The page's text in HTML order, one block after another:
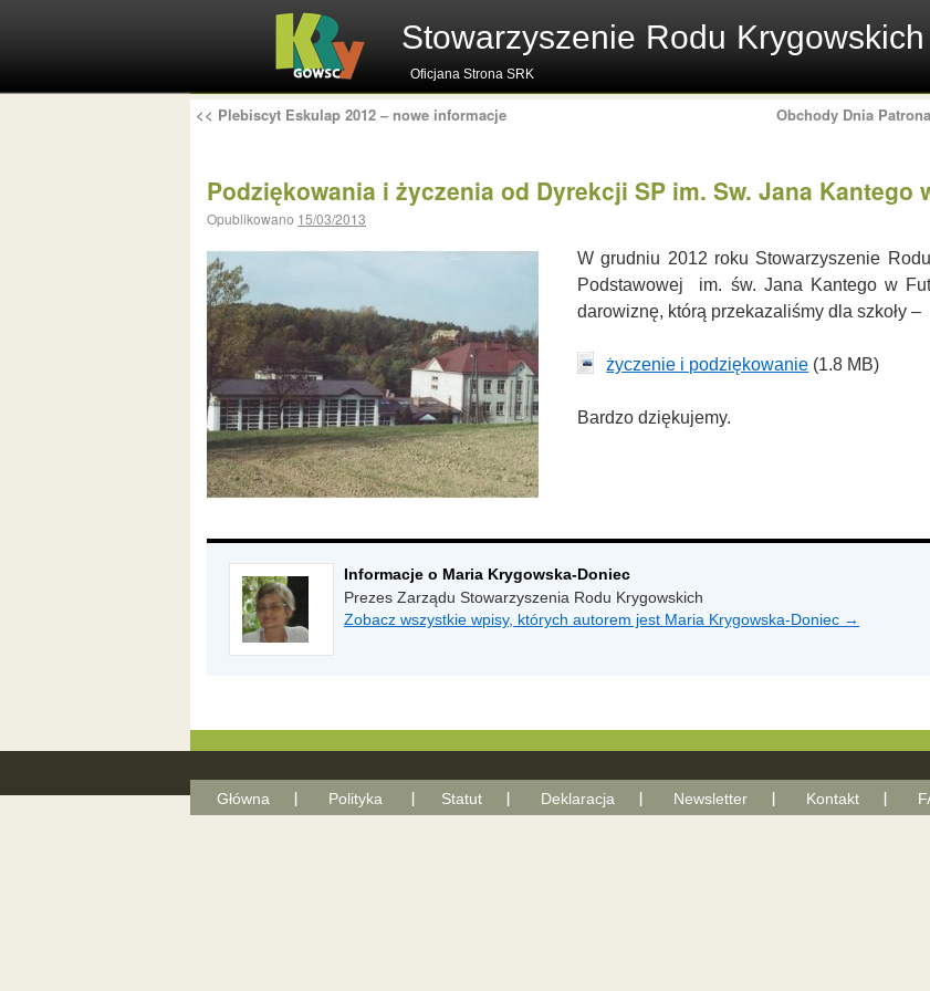
Stowarzyszenie Rodu Krygowskich
Oficjana Strona SRK
<< Plebiscyt Eskulap 2012 – nowe informacje
Obchody Dnia
Podziękowania i życzenia od Dyrekcji SP im. Sw. Jana Kantego
Opublikowano 15/03/2013
W grudniu 2012 roku Stowarzyszenie
Podstawowej im. św. Jana Kantego w
darowiznę, którą przekazaliśmy dla szkoły –
życzenie i podziękowanie (1.8 MB)
Bardzo dziękujemy.
Informacje o Maria Krygowska-Doniec
Prezes Zarządu Stowarzyszenia Rodu Krygowskich
Zobacz wszystkie wpisy, których autorem jest Maria Krygowska-Doniec →
Główna Polityka Statut Deklaracja Newsletter Kontakt
With Google+ plugin by Geoff Janes